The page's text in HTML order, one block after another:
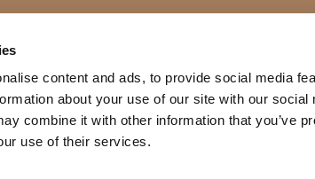
content and ads, to provide social media
about your use of our site with our social
combine it with other information that you’ve
use of their services.
dell’Informativa Privacy Turri srl ai sensi dell’art.
miei dati personali per la finalità ricezione di
inoltrare la richiesta di informazioni